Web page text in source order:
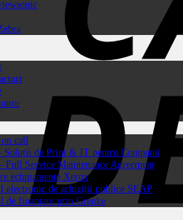
call
Soluții de Print & IT pentru Companii
Full Service Maintenance Agreement
echipamente Xerox
electronic de achiziții publice SEAP
de finanțare prin Grenke